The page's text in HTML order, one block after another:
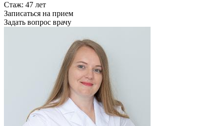
Стаж: 47 лет
Записаться на прием
Задать вопрос врачу